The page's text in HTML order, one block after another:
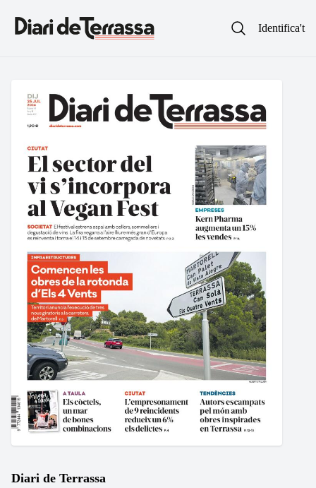
Identifica't
Diari de Terrassa